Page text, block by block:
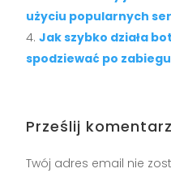
użyciu popularnych
Jak szybko działa
spodziewać po
Prześlij komentarz
Twój adres email nie